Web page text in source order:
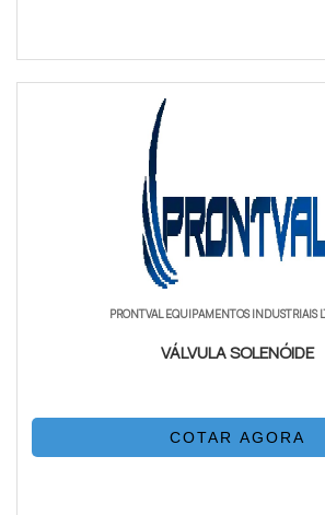
PRONTVAL EQUIPAMENTOS INDUSTRIAIS
VÁLVULA SOLENÓIDE
COTAR AGORA